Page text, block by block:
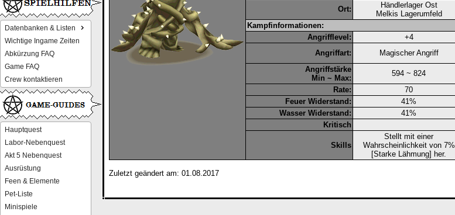
Datenbanken & Listen
Wichtige Ingame Zeiten
Abkürzung FAQ
Game FAQ
Crew kontaktieren
Hauptquest
Labor-Nebenquest
Akt 5 Nebenquest
Ausrüstung
Feen & Elemente
Pet-Liste
Minispiele
Ort:
Händlerlager Ost
Melkis Lagerumfeld
Kampfinformationen:
Angrifflevel:
+4
Angriffart:
Magischer Angriff
Angriffstärke
Min ~ Max:
594 ~ 824
Rate:
70
Feuer Widerstand:
41%
Wasser Widerstand:
41%
Kritisch
Skills
Stellt mit einer
Wahrscheinlichkeit von 7%
[Starke Lähmung] her.
Zuletzt geändert am: 01.08.2017